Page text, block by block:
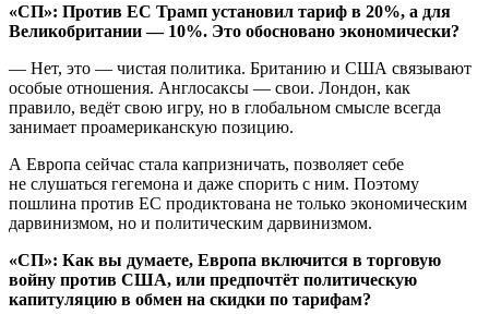
«СП»: Против ЕС Трамп установил тариф в 20%, а для
Великобритании — 10%. Это обосновано экономически?
— Нет, это — чистая политика. Британию и США связывают
особые отношения. Англосаксы — свои. Лондон, как
правило, ведёт свою игру, но в глобальном смысле всегда
занимает проамериканскую позицию.
А Европа сейчас стала капризничать, позволяет себе
не слушаться гегемона и даже спорить с ним. Поэтому
пошлина против ЕС продиктована не только экономическим
дарвинизмом, но и политическим дарвинизмом.
«СП»: Как вы думаете, Европа включится в торговую
войну против США, или предпочтёт политическую
капитуляцию в обмен на скидки по тарифам?